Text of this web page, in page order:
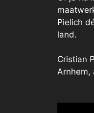
Pielich
land.
Cristian
Arnhem,